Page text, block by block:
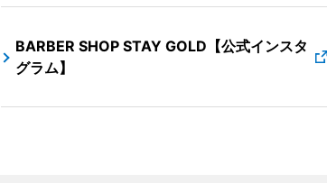
BARBER SHOP STAY GOLD【公式インスタ
グラム】